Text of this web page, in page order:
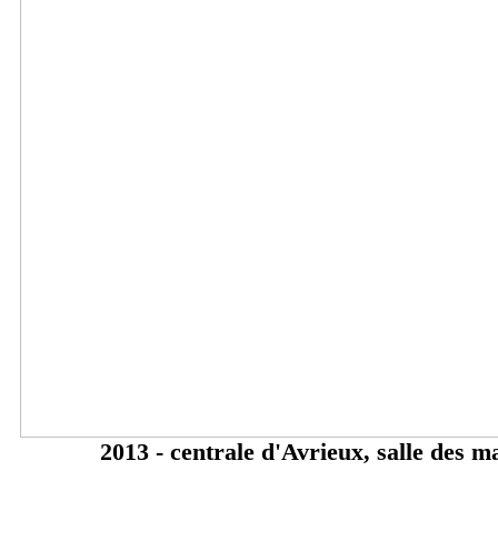
2013 - centrale d'Avrieux, salle des